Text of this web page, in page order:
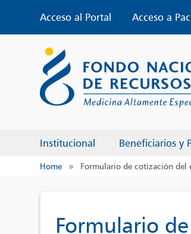
content
Acceso al Portal Acceso a
Institucional Beneficiarios y
Home » Formulario de cotización del
Formulario